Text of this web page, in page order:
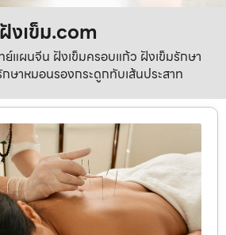
ฝังเข็ม.com
แผนจีน ฝังเข็มครอบแก้ว ฝังเข็มรักษา
กษาหมอนรองกระดูกทับเส้นประสาท